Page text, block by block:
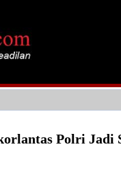
Polri Jadi